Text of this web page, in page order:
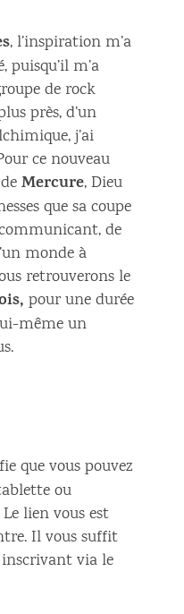
, l’inspiration m’a
puisqu’il m’a
de rock
près, d’un
j’ai
ce nouveau
Mercure, Dieu
que sa coupe
de
monde à
retrouverons le
pour une durée
même un
que vous pouvez
ou
lien vous est
Il vous suffit
via le